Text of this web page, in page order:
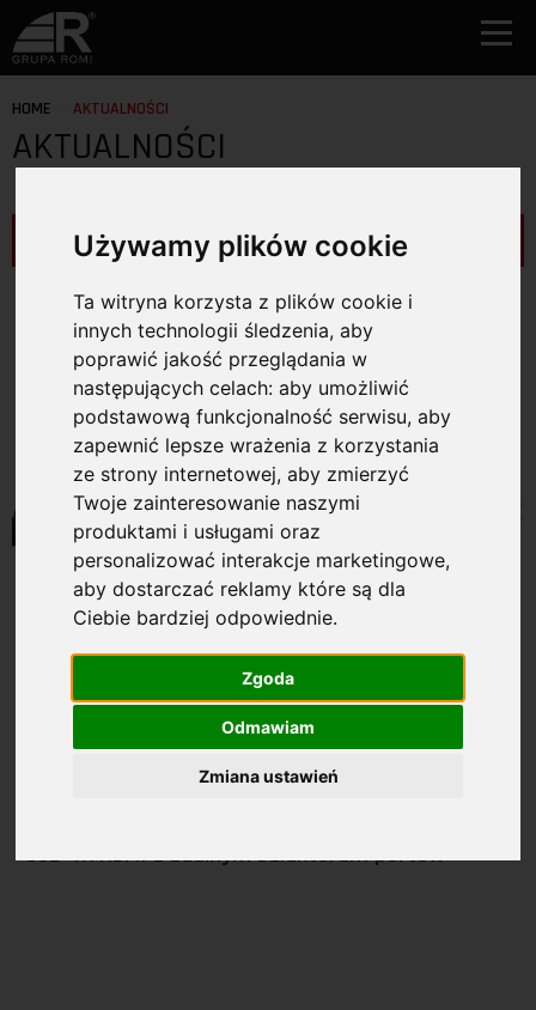
Używamy plików cookie
Ta witryna korzysta z plików cookie i
innych technologii śledzenia, aby
poprawić jakość przeglądania w
następujących celach:aby umożliwić
podstawową funkcjonalność serwisu,aby
zapewnić lepsze wrażenia z korzystania
ze strony internetowej,aby zmierzyć
Twoje zainteresowanie naszymi
produktami i usługami oraz
personalizować interakcje marketingowe,
aby dostarczać reklamy które są dla
Ciebie bardziej odpowiednie.
Zgoda
Odmawiam
Zmiana ustawień
HOME AKTUALNOŚCI
AKTUALNOŚCI
POKAZ KATEGORIE
29.01.2021
USB 4K HDMI z zdalnym selektorem portów